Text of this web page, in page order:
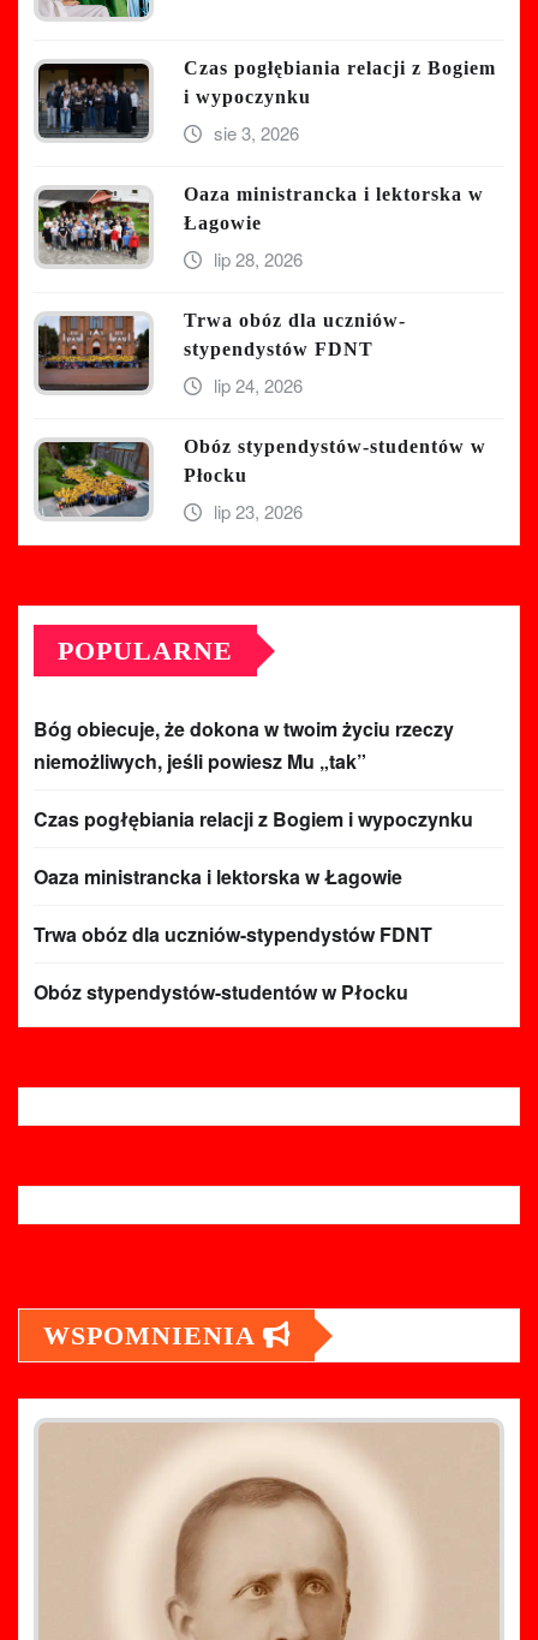
Czas pogłębiania relacji z Bogiem
i wypoczynku
sie 3, 2026
Oaza ministrancka i lektorska w
Łagowie
lip 28, 2026
Trwa obóz dla uczniów-
stypendystów FDNT
lip 24, 2026
Obóz stypendystów-studentów w
Płocku
lip 23, 2026
POPULARNE
Bóg obiecuje, że dokona w twoim życiu rzeczy
niemożliwych, jeśli powiesz Mu „tak”
Czas pogłębiania relacji z Bogiem i wypoczynku
Oaza ministrancka i lektorska w Łagowie
Trwa obóz dla uczniów-stypendystów FDNT
Obóz stypendystów-studentów w Płocku
WSPOMNIENIA